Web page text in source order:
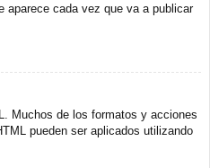
aparece cada vez que va a publicar
Muchos de los formatos y acciones
pueden ser aplicados utilizando